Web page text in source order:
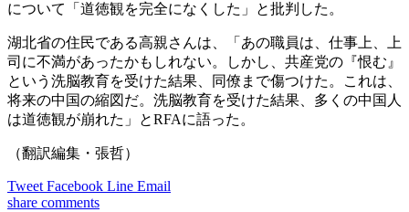
について「道徳観を完全になくした」と批判した。
湖北省の住民である高親さんは、「あの職員は、仕事上、上
司に不満があったかもしれない。しかし、共産党の『恨む』
という洗脳教育を受けた結果、同僚まで傷つけた。これは、
将来の中国の縮図だ。洗脳教育を受けた結果、多くの中国人
は道徳観が崩れた」とRFAに語った。
（翻訳編集・張哲）
Tweet Facebook Line Email
share comments